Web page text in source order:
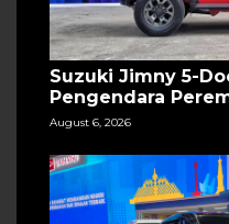
Suzuki Jimny 5-
Pengendara
August 6, 2026